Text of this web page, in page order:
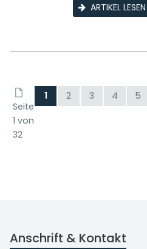
ARTIKEL LESEN
Seite
1 von
32
1 2 3 4 5
Anschrift & Kontakt